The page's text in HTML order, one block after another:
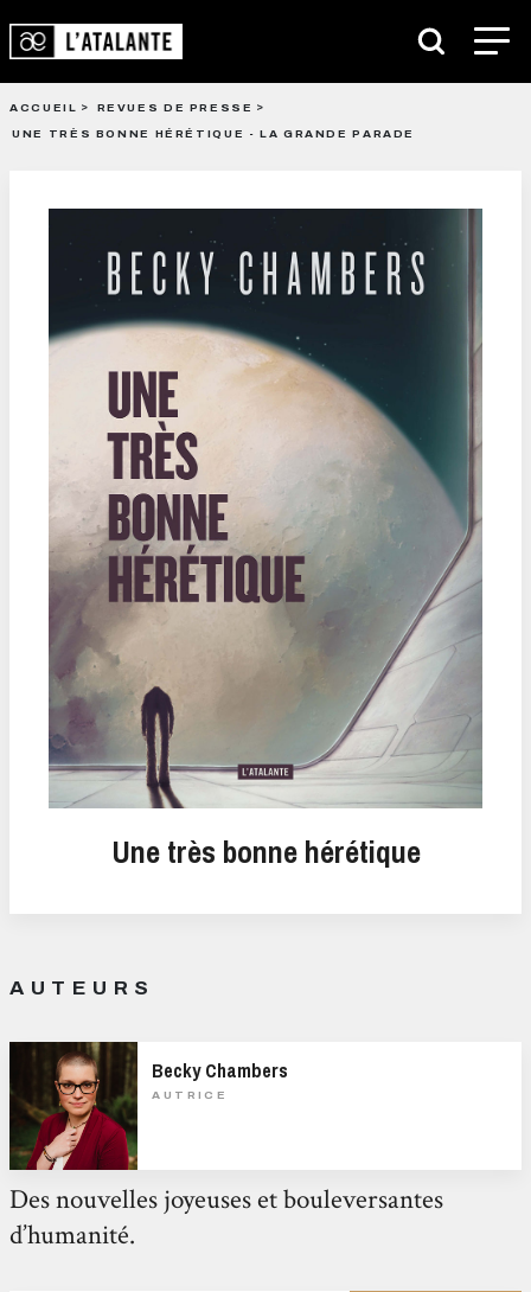
ACCUEIL
REVUES DE PRESSE
UNE TRÈS BONNE HÉRÉTIQUE - LA GRANDE PARADE
Une très bonne hérétique
AUTEURS
Becky Chambers
AUTRICE
Des nouvelles joyeuses et bouleversantes
d’humanité.